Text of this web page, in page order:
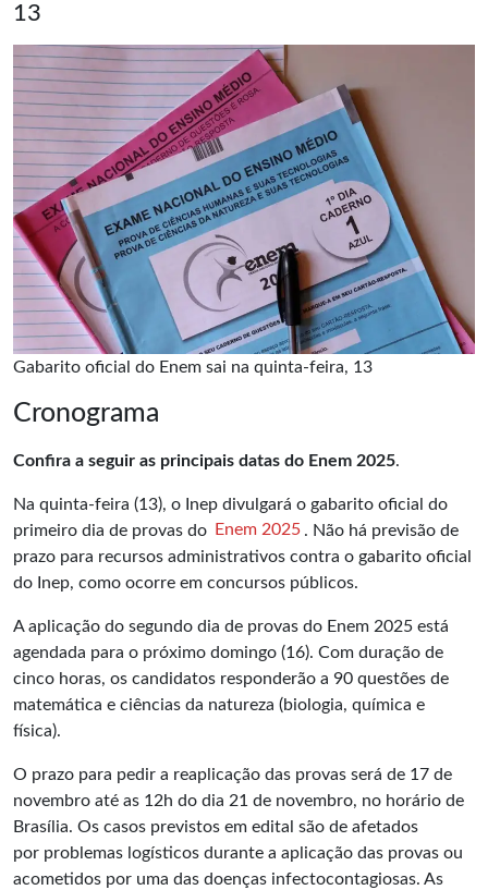
13
Gabarito oficial do Enem sai na quinta-feira, 13
Cronograma
Confira a seguir as principais datas do Enem 2025.
Na quinta-feira (13), o Inep divulgará o gabarito oficial do
primeiro dia de provas do
Enem 2025 . Não há previsão de
prazo para recursos administrativos contra o gabarito oficial
do Inep, como ocorre em concursos públicos.
A aplicação do segundo dia de provas do Enem 2025 está
agendada para o próximo domingo (16). Com duração de
cinco horas, os candidatos responderão a 90 questões de
matemática e ciências da natureza (biologia, química e
física).
O prazo para pedir a reaplicação das provas será de 17 de
novembro até as 12h do dia 21 de novembro, no horário de
Brasília. Os casos previstos em edital são de afetados
por problemas logísticos durante a aplicação das provas ou
acometidos por uma das doenças infectocontagiosas. As